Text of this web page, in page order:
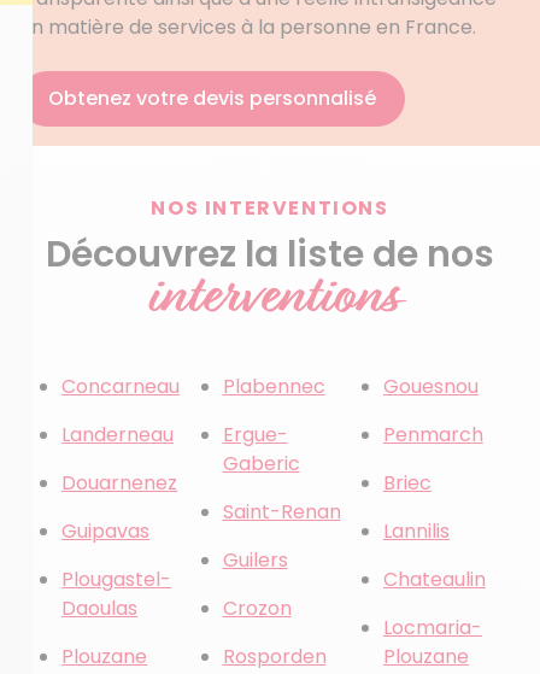
en matière de services à la personne en France.
Obtenez votre devis personnalisé
NOS INTERVENTIONS
Découvrez la liste de nos
interventions
Concarneau
Landerneau
Douarnenez
Guipavas
Plougastel-
Daoulas
Plouzane
Plabennec
Ergue-
Gaberic
Saint-Renan
Guilers
Crozon
Rosporden
Gouesnou
Penmarch
Briec
Lannilis
Chateaulin
Locmaria-
Plouzane